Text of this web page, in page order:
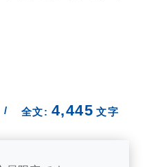
/ 全文: 4,445 文字